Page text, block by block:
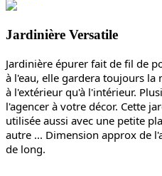
Jardinière Versatile
Jardinière épurer fait de fil de
à l'eau, elle gardera toujours la
à l'extérieur qu'à l'intérieur.
l'agencer à votre décor. Cette
utilisée aussi avec une petite
autre ... Dimension approx de
de long.